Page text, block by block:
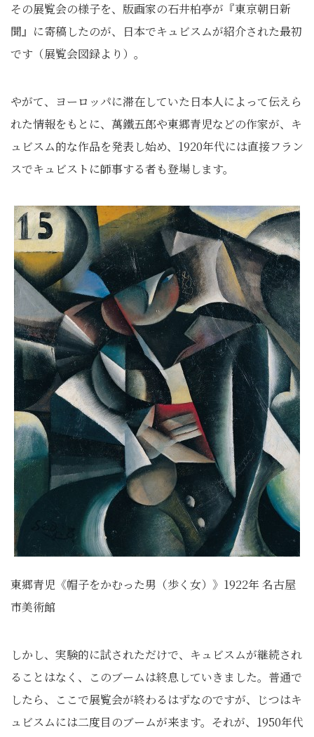
その展覧会の様子を、版画家の石井柏亭が『東京朝日新
聞』に寄稿したのが、日本でキュビスムが紹介された最初
です（展覧会図録より）。
やがて、ヨーロッパに滞在していた日本人によって伝えら
れた情報をもとに、萬鐵五郎や東郷青児などの作家が、キ
ュビスム的な作品を発表し始め、1920年代には直接フラン
スでキュビストに師事する者も登場します。
東郷青児《帽子をかむった男（歩く女）》1922年 名古屋
市美術館
しかし、実験的に試されただけで、キュビスムが継続され
ることはなく、このブームは終息していきました。普通で
したら、ここで展覧会が終わるはずなのですが、じつはキ
ュビスムには二度目のブームが来ます。それが、1950年代